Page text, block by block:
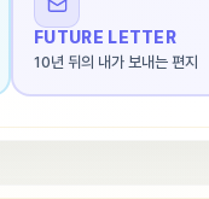
FUTURE LETTER
10년 뒤의 내가 보내는 편지